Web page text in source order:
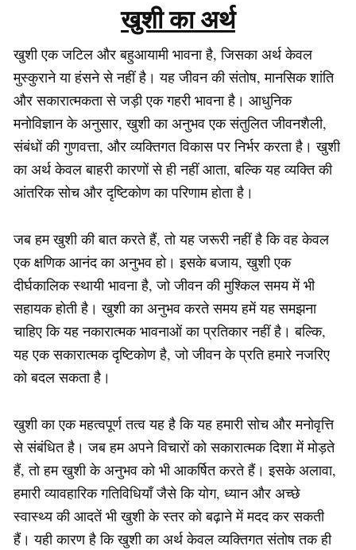
खुशी का अर्थ
खुशी एक जटिल और बहुआयामी भावना है, जिसका अर्थ केवल
मुस्कुराने या हंसने से नहीं है। यह जीवन की संतोष, मानसिक शांति
और सकारात्मकता से जड़ी एक गहरी भावना है। आधुनिक
मनोविज्ञान के अनुसार, खुशी का अनुभव एक संतुलित जीवनशैली,
संबंधों की गुणवत्ता, और व्यक्तिगत विकास पर निर्भर करता है। खुशी
का अर्थ केवल बाहरी कारणों से ही नहीं आता, बल्कि यह व्यक्ति की
आंतरिक सोच और दृष्टिकोण का परिणाम होता है।
जब हम खुशी की बात करते हैं, तो यह जरूरी नहीं है कि वह केवल
एक क्षणिक आनंद का अनुभव हो। इसके बजाय, खुशी एक
दीर्घकालिक स्थायी भावना है, जो जीवन की मुश्किल समय में भी
सहायक होती है। खुशी का अनुभव करते समय हमें यह समझना
चाहिए कि यह नकारात्मक भावनाओं का प्रतिकार नहीं है। बल्कि,
यह एक सकारात्मक दृष्टिकोण है, जो जीवन के प्रति हमारे नजरिए
को बदल सकता है।
खुशी का एक महत्वपूर्ण तत्व यह है कि यह हमारी सोच और मनोवृत्ति
से संबंधित है। जब हम अपने विचारों को सकारात्मक दिशा में मोड़ते
हैं, तो हम खुशी के अनुभव को भी आकर्षित करते हैं। इसके अलावा,
हमारी व्यावहारिक गतिविधियाँ जैसे कि योग, ध्यान और अच्छे
स्वास्थ्य की आदतें भी खुशी के स्तर को बढ़ाने में मदद कर सकती
हैं। यही कारण है कि खुशी का अर्थ केवल व्यक्तिगत संतोष तक ही